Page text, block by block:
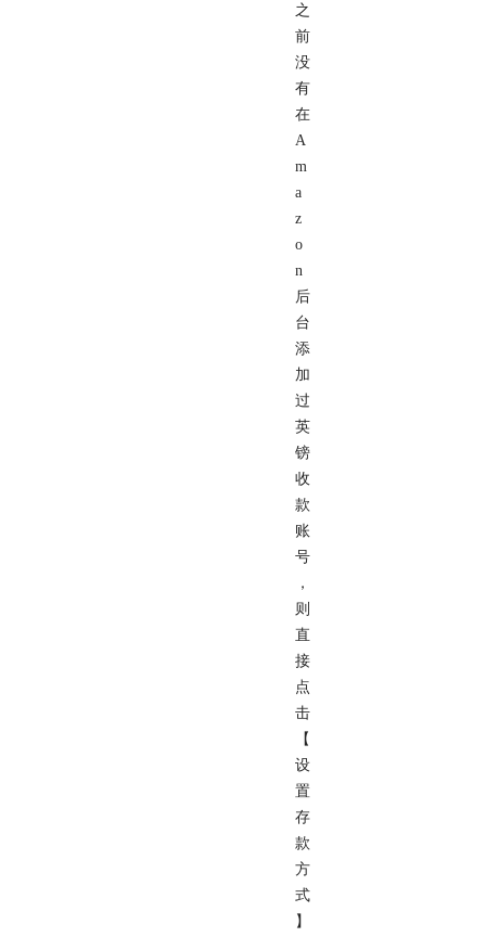
之
前
没
有
在
A
m
a
z
o
n
后
台
添
加
过
英
镑
收
款
账
号
，
则
直
接
点
击
【
设
置
存
款
方
式
】